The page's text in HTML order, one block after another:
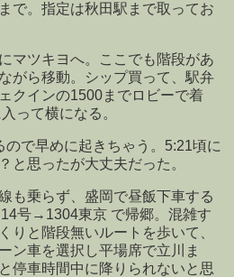
で。指定は秋田駅まで取ってお
マツキヨへ。ここでも階段があ
がら移動。シップ買って、駅弁
クインの1500までロビーで着
って横になる。
で早めに起きちゃう。5:21頃に
と思ったが大丈夫だった。
も乗らず、盛岡で昼飯下車する
号→1304東京 で帰郷。混雑す
りと階段無いルートを歩いて、
ン車を選択し平場席で立川ま
停車時間中に降りられないと思